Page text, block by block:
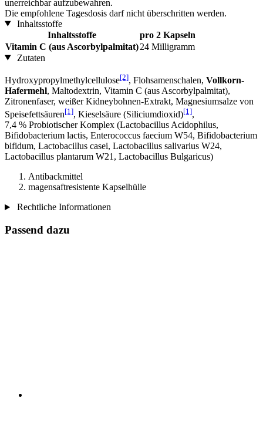
unerreichbar aufzubewahren.
Die empfohlene Tagesdosis darf nicht überschritten werden.
Inhaltsstoffe
Inhaltsstoffe
pro 2 Kapseln
Vitamin C (aus Ascorbylpalmitat)24 Milligramm
Zutaten
Hydroxypropylmethylcellulose[2], Flohsamenschalen, Vollkorn-
Hafermehl, Maltodextrin, Vitamin C (aus Ascorbylpalmitat),
Zitronenfaser, weißer Kidneybohnen-Extrakt, Magnesiumsalze von
Speisefettsäuren[1], Kieselsäure (Siliciumdioxid)[1],
7,4 % Probiotischer Komplex (Lactobacillus Acidophilus,
Bifidobacterium lactis, Enterococcus faecium W54, Bifidobacterium
bifidum, Lactobacillus casei, Lactobacillus salivarius W24,
Lactobacillus plantarum W21, Lactobacillus Bulgaricus)
Antibackmittel
magensaftresistente Kapselhülle
Rechtliche Informationen
Passend dazu